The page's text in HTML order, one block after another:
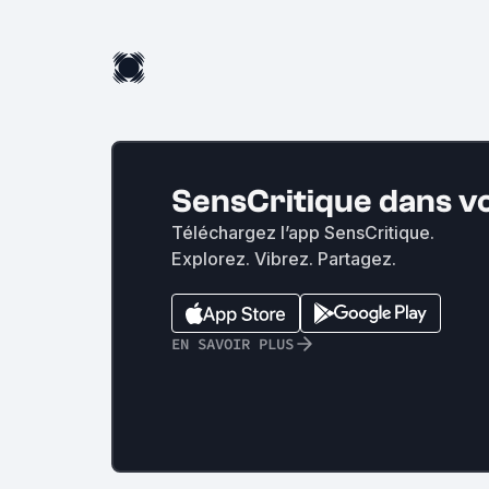
SensCritique dans
Téléchargez l’app SensCritique.
Explorez. Vibrez. Partagez.
EN SAVOIR PLUS